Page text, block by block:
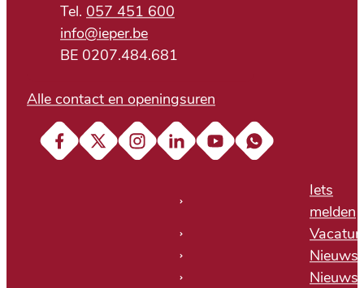
057 451 600
E-mailinfo@ieper.be
BTW nr.BE 0207.484.681
Alle contact en openingsuren
Iets
melden
Nieuws
FacebookX (Twitter)InstagramLinkedInYouTubeSoundcloud